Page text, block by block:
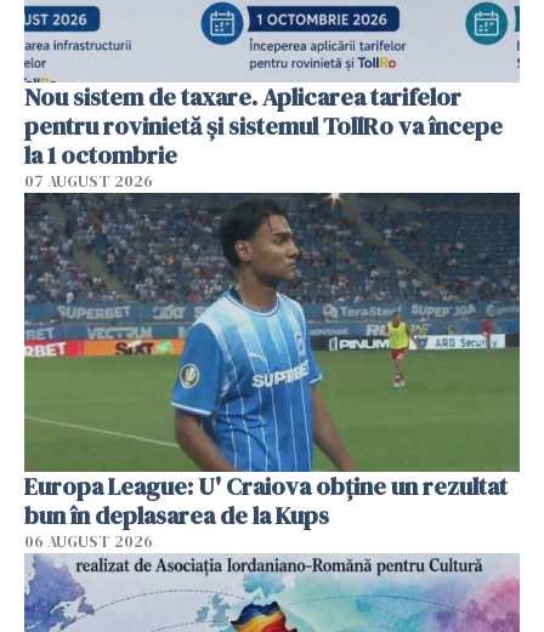
Nou sistem de taxare. Aplicarea tarifelor
pentru rovinietă şi sistemul TollRo va începe
la 1 octombrie
07 AUGUST 2026
Europa League: U' Craiova obține un rezultat
bun în deplasarea de la Kups
06 AUGUST 2026